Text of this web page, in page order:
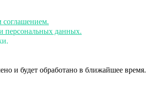
соглашением.
персональных данных.
и будет обработано в ближайшее время.